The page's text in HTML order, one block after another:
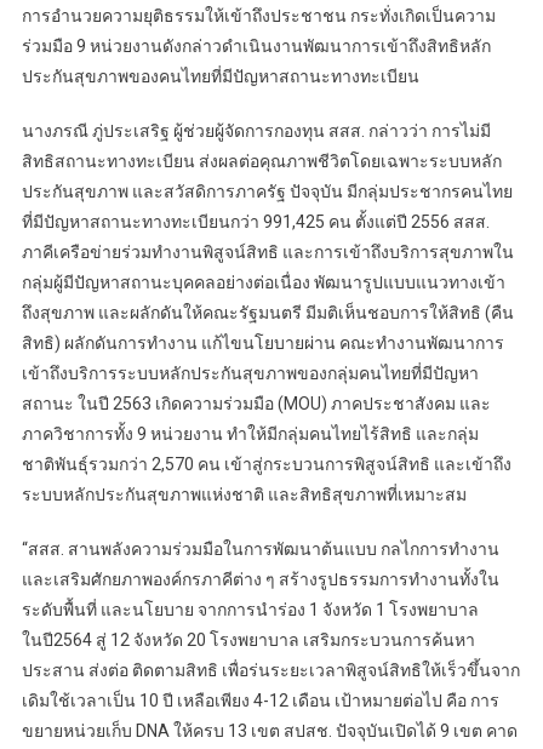
การอำนวยความยุติธรรมให้เข้าถึงประชาชน กระทั่งเกิดเป็นความ
ร่วมมือ 9 หน่วยงานดังกล่าวดำเนินงานพัฒนาการเข้าถึงสิทธิหลัก
ประกันสุขภาพของคนไทยที่มีปัญหาสถานะทางทะเบียน
นางภรณี ภู่ประเสริฐ ผู้ช่วยผู้จัดการกองทุน สสส. กล่าวว่า การไม่มี
สิทธิสถานะทางทะเบียน ส่งผลต่อคุณภาพชีวิตโดยเฉพาะระบบหลัก
ประกันสุขภาพ และสวัสดิการภาครัฐ ปัจจุบัน มีกลุ่มประชากรคนไทย
ที่มีปัญหาสถานะทางทะเบียนกว่า 991,425 คน ตั้งแต่ปี 2556 สสส.
ภาคีเครือข่ายร่วมทำงานพิสูจน์สิทธิ และการเข้าถึงบริการสุขภาพใน
กลุ่มผู้มีปัญหาสถานะบุคคลอย่างต่อเนื่อง พัฒนารูปแบบแนวทางเข้า
ถึงสุขภาพ และผลักดันให้คณะรัฐมนตรี มีมติเห็นชอบการให้สิทธิ (คืน
สิทธิ) ผลักดันการทำงาน แก้ไขนโยบายผ่าน คณะทำงานพัฒนาการ
เข้าถึงบริการระบบหลักประกันสุขภาพของกลุ่มคนไทยที่มีปัญหา
สถานะ ในปี 2563 เกิดความร่วมมือ (MOU) ภาคประชาสังคม และ
ภาควิชาการทั้ง 9 หน่วยงาน ทำให้มีกลุ่มคนไทยไร้สิทธิ และกลุ่ม
ชาติพันธุ์รวมกว่า 2,570 คน เข้าสู่กระบวนการพิสูจน์สิทธิ และเข้าถึง
ระบบหลักประกันสุขภาพแห่งชาติ และสิทธิสุขภาพที่เหมาะสม
“สสส. สานพลังความร่วมมือในการพัฒนาต้นแบบ กลไกการทำงาน
และเสริมศักยภาพองค์กรภาคีต่าง ๆ สร้างรูปธรรมการทำงานทั้งใน
ระดับพื้นที่ และนโยบาย จากการนำร่อง 1 จังหวัด 1 โรงพยาบาล
ในปี2564 สู่ 12 จังหวัด 20 โรงพยาบาล เสริมกระบวนการค้นหา
ประสาน ส่งต่อ ติดตามสิทธิ เพื่อร่นระยะเวลาพิสูจน์สิทธิให้เร็วขึ้นจาก
เดิมใช้เวลาเป็น 10 ปี เหลือเพียง 4-12 เดือน เป้าหมายต่อไป คือ การ
ขยายหน่วยเก็บ DNA ให้ครบ 13 เขต สปสช. ปัจจุบันเปิดได้ 9 เขต คาด